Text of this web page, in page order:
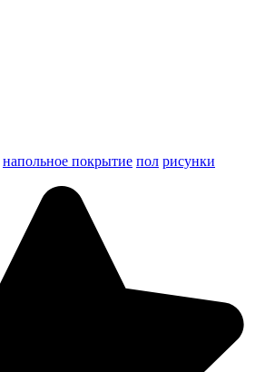
напольное покрытие пол рисунки